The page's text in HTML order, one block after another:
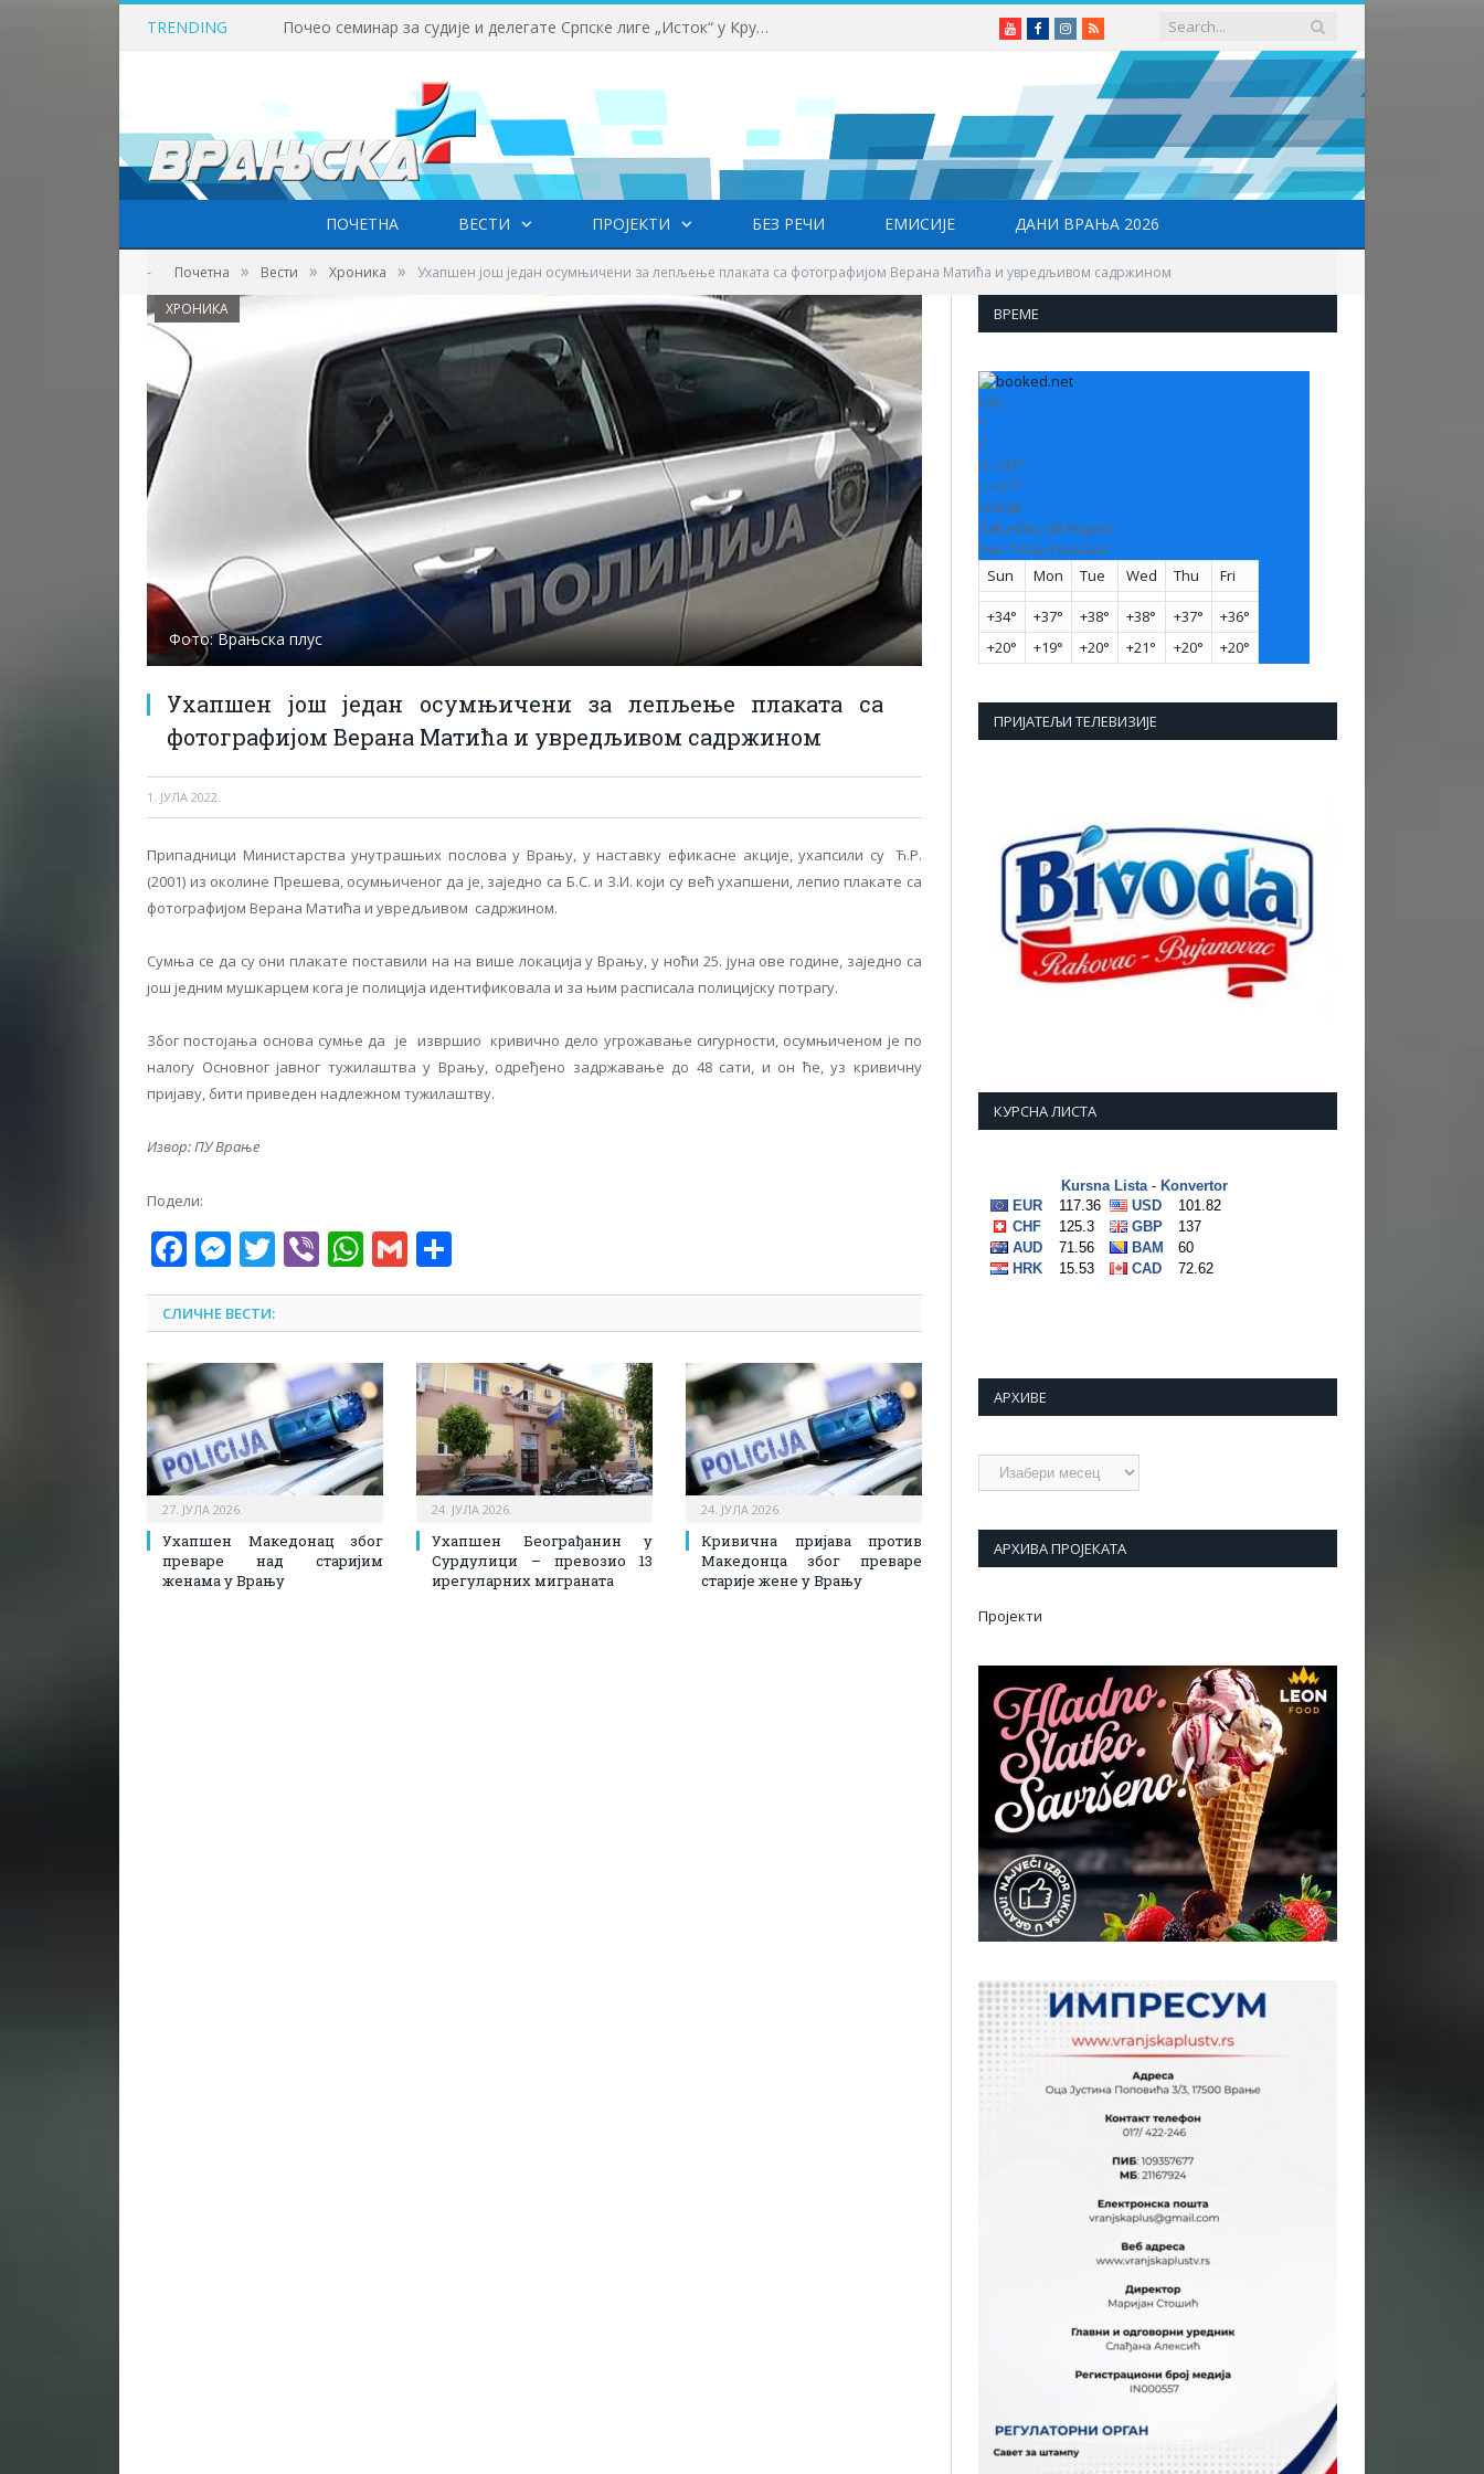
TRENDING Почео семинар за судије и делегате Српске лиге „Исток“ у Крушевцу YoutubeFacebookInstagram
RSS
ПОЧЕТНА ВЕСТИ ПРОЈЕКТИ БЕЗ РЕЧИ ЕМИСИЈЕ ДАНИ ВРАЊА 2026
- Почетна » Вести » Хроника » Ухапшен још један осумњичени за лепљење плаката са фотографијом Верана Матића и увредљивом садржином
Фото: Врањска плус
Ухапшен још један осумњичени за лепљење плаката са
фотографијом Верана Матића и увредљивом садржином
1. ЈУЛА 2022.
ХРОНИКА
Припадници Министарства унутрашњих послова у Врању, у наставку ефикасне акције, ухапсили су Ћ.Р.
(2001) из околине Прешева, осумњиченог да је, заједно са Б.С. и З.И. који су већ ухапшени, лепио плакате са
фотографијом Верана Матића и увредљивом садржином.
Сумња се да су они плакате поставили на на више локација у Врању, у ноћи 25. јуна ове године, заједно са
још једним мушкарцем кога је полиција идентификовала и за њим расписала полицијску потрагу.
Због постојања основа сумње да je извршиo кривично дело угрожавање сигурности, осумњиченом је по
налогу Основног јавног тужилаштва у Врању, одређено задржавање до 48 сати, и он ће, уз кривичну
пријаву, бити приведен надлежном тужилаштву.
Извор: ПУ Врање
Подели:
Facebook
Messenger
Twitter
ViberWhatsApp
Gmail
СЛИЧНЕ ВЕСТИ:
27. ЈУЛА 2026.
Ухапшен Македонац због
преваре над старијим
женама у Врању
24. ЈУЛА 2026.
Ухапшен Београђанин у
Сурдулици – превозио 13
ирегуларних миграната
24. ЈУЛА 2026.
Кривична пријава против
Македонца због преваре
старије жене у Врању
ВРЕМЕ
+30
°
C
H: +33°
L: +21°
Vranje
Saturday, 08 August
See 7-Day Forecast
Sun
Mon Tue Wed Thu Fri
+34° +37° +38° +38° +37° +36°
+20° +19° +20° +21° +20° +20°
ПРИЈАТЕЉИ ТЕЛЕВИЗИЈЕ
КУРСНА ЛИСТА
АРХИВЕ
Архиве
АРХИВА ПРОЈЕКАТА
Пројекти